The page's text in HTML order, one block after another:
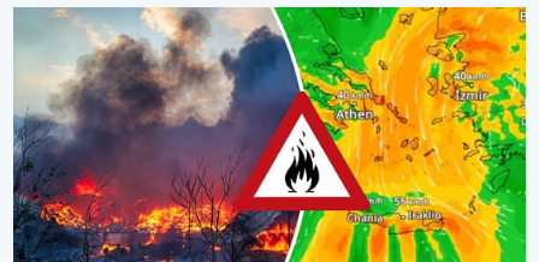
Olujni vjetar rasplamsava vatru. Vruće i jak vjetar. . . petak, 31.